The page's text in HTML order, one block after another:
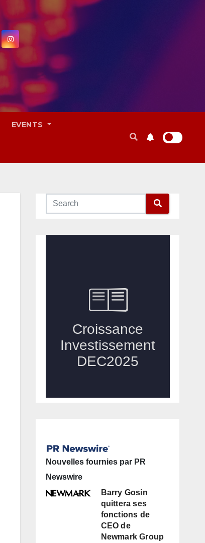
EVENTS
Nouvelles fournies par PR
Newswire
Barry Gosin
quittera ses
fonctions de
CEO de
Newmark Group